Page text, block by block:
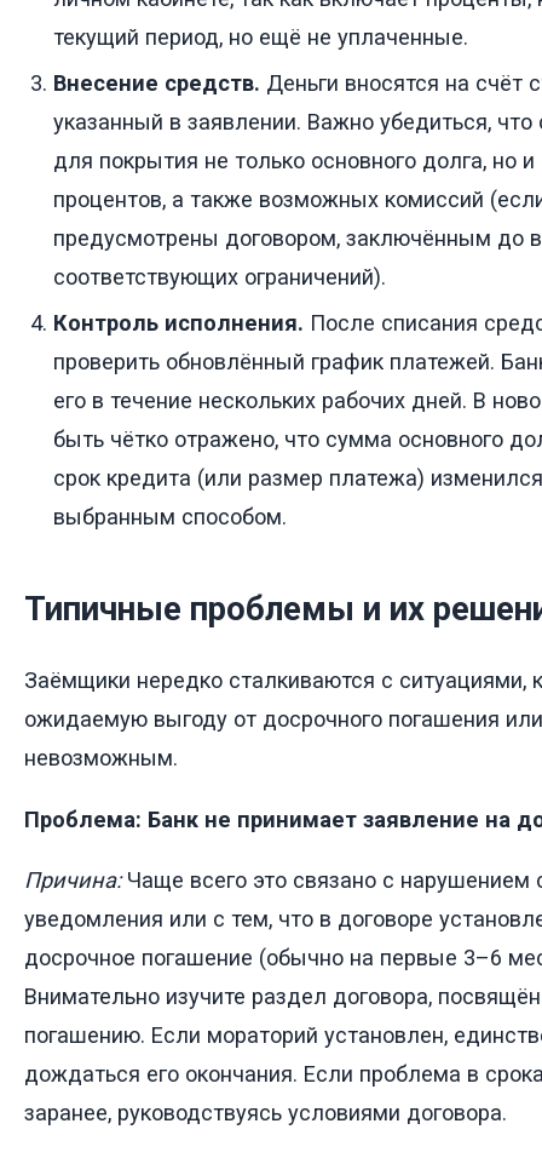
текущий период, но ещё не уплаченные.
Внесение средств. Деньги вносятся на счёт
указанный в заявлении. Важно убедиться,
для покрытия не только основного долга, но
процентов, а также возможных комиссий
предусмотрены договором, заключённым до
соответствующих ограничений).
Контроль исполнения. После списания
проверить обновлённый график платежей.
его в течение нескольких рабочих дней. В
быть чётко отражено, что сумма основного
срок кредита (или размер платежа)
выбранным способом.
Типичные проблемы и их
Заёмщики нередко сталкиваются с ситуациями,
ожидаемую выгоду от досрочного погашения
невозможным.
Проблема: Банк не принимает заявление на
Причина:Чаще всего это связано с нарушением
уведомления или с тем, что в договоре
досрочное погашение (обычно на первые 3–6
Внимательно изучите раздел договора,
погашению. Если мораторий установлен,
дождаться его окончания. Если проблема в
заранее, руководствуясь условиями договора.